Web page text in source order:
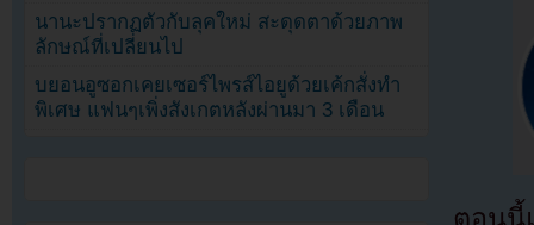
นานะปรากฏตัวกับลุคใหม่ สะดุดตาด้วยภาพ
ลักษณ์ที่เปลี่ยนไป
บยอนอูซอกเคยเซอร์ไพรส์ไอยูด้วยเค้กสั่งทำ
พิเศษ แฟนๆเพิ่งสังเกตหลังผ่านมา 3 เดือน